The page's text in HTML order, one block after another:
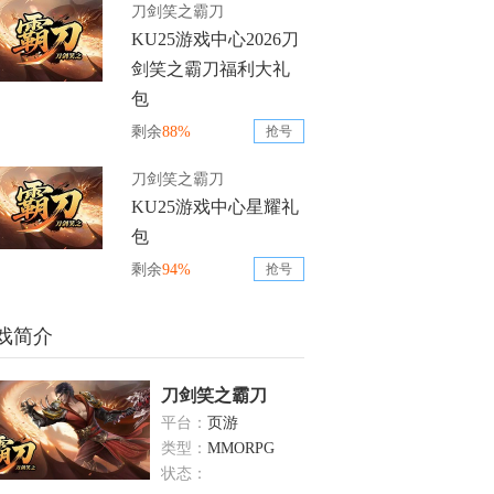
刀剑笑之霸刀
KU25游戏中心2026刀
剑笑之霸刀福利大礼
包
剩余88% 抢号
刀剑笑之霸刀
KU25游戏中心星耀礼
包
剩余94% 抢号
简介
刀剑笑之霸刀
平台： 页游
类型： MMORPG
状态：